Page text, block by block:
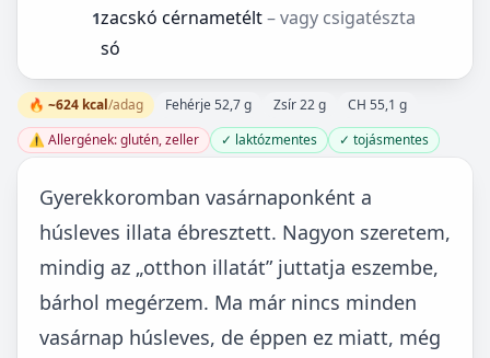
1zacskó cérnametélt– vagy csigatészta
só
🔥 ~624 kcal/adag Fehérje 52,7 g Zsír 22 g
CH 55,1 g
⚠️ Allergének: glutén, zeller
✓ laktózmentes ✓ tojásmentes
Gyerekkoromban vasárnaponként a
húsleves illata ébresztett. Nagyon szeretem,
mindig az „otthon illatát” juttatja eszembe,
bárhol megérzem. Ma már nincs minden
vasárnap húsleves, de éppen ez miatt, még